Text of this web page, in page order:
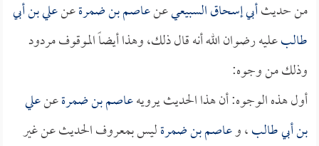
من حديثأبي إسحاق السبيعيعنعاصم بن ضمرةعنعلي بن أبي
طالبعليه رضوان الله أنه قال ذلك، وهذا أيضاً الموقوف مردود
وذلك من وجوه:
أول هذه الوجوه: أن هذا الحديث يرويهعاصم بن ضمرةعنعلي
بن أبي طالب، وعاصم بن ضمرةليس بمعروف الحديث عن غير